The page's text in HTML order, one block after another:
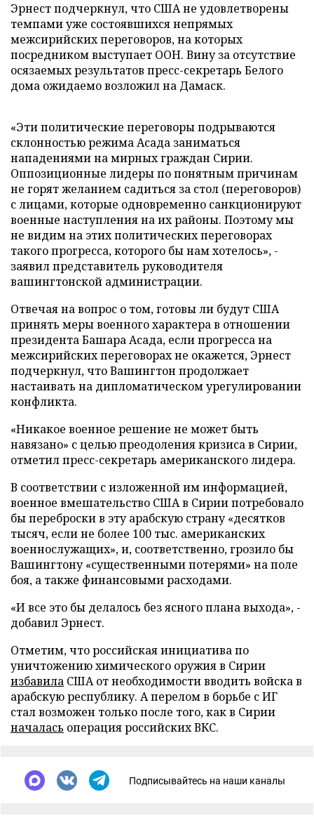
Эрнест подчеркнул, что США не удовлетворены
темпами уже состоявшихся непрямых
межсирийских переговоров, на которых
посредником выступает ООН. Вину за отсутствие
осязаемых результатов пресс-секретарь Белого
дома ожидаемо возложил на Дамаск.
«Эти политические переговоры подрываются
склонностью режима Асада заниматься
нападениями на мирных граждан Сирии.
Оппозиционные лидеры по понятным причинам
не горят желанием садиться за стол (переговоров)
с лицами, которые одновременно санкционируют
военные наступления на их районы. Поэтому мы
не видим на этих политических переговорах
такого прогресса, которого бы нам хотелось», -
заявил представитель руководителя
вашингтонской администрации.
Отвечая на вопрос о том, готовы ли будут США
принять меры военного характера в отношении
президента Башара Асада, если прогресса на
межсирийских переговорах не окажется, Эрнест
подчеркнул, что Вашингтон продолжает
настаивать на дипломатическом урегулировании
конфликта.
«Никакое военное решение не может быть
навязано» с целью преодоления кризиса в Сирии,
отметил пресс-секретарь американского лидера.
В соответствии с изложенной им информацией,
военное вмешательство США в Сирии потребовало
бы переброски в эту арабскую страну «десятков
тысяч, если не более 100 тыс. американских
военнослужащих», и, соответственно, грозило бы
Вашингтону «существенными потерями» на поле
боя, а также финансовыми расходами.
«И все это бы делалось без ясного плана выхода», -
добавил Эрнест.
Отметим, что российская инициатива по
уничтожению химического оружия в Сирии
избавила США от необходимости вводить войска в
арабскую республику. А перелом в борьбе с ИГ
стал возможен только после того, как в Сирии
началась операция российских ВКС.
Подписывайтесь на наши каналы